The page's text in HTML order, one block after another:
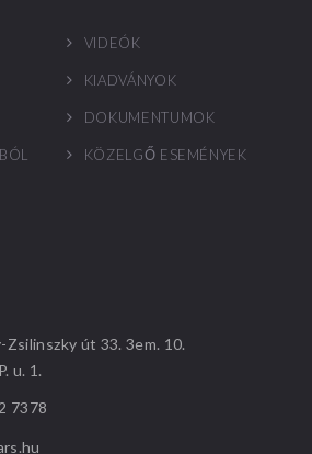
VIDEÓK
KIADVÁNYOK
DOKUMENTUMOK
KÖZELGŐ ESEMÉNYEK
út 33. 3em. 10.
u. 1.
7378